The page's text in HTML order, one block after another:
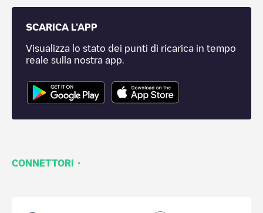
SCARICA L'APP
Visualizza lo stato dei punti di ricarica in tempo
reale sulla nostra app.
CONNETTORI ·